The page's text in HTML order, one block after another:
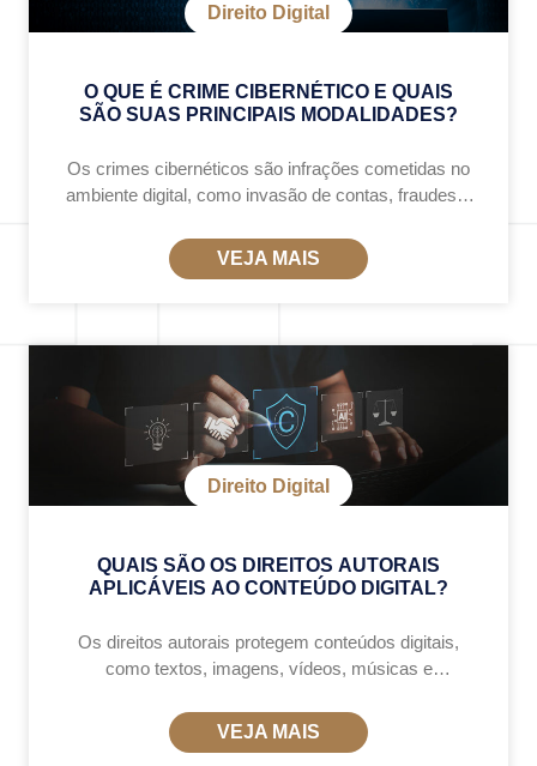
Direito Digital
O QUE É CRIME CIBERNÉTICO E QUAIS
SÃO SUAS PRINCIPAIS MODALIDADES?
Os crimes cibernéticos são infrações cometidas no
ambiente digital, como invasão de contas, fraudes e
crimes estão previstos no Código Penal e na Lei
VEJA MAIS
Direito Digital
QUAIS SÃO OS DIREITOS AUTORAIS
APLICÁVEIS AO CONTEÚDO DIGITAL?
Os direitos autorais protegem conteúdos digitais,
como textos, imagens, vídeos, músicas e
direitos do autor no ambiente digital: Proteção
automática: O criador
VEJA MAIS